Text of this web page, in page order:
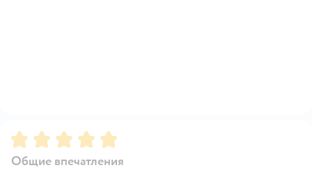
Рейтинг:5
Общие впечатления